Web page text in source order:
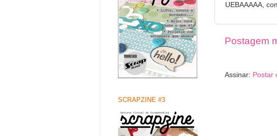
UEBAAAAA,
Postagem
Assinar: Postar
SCRAPZINE #3